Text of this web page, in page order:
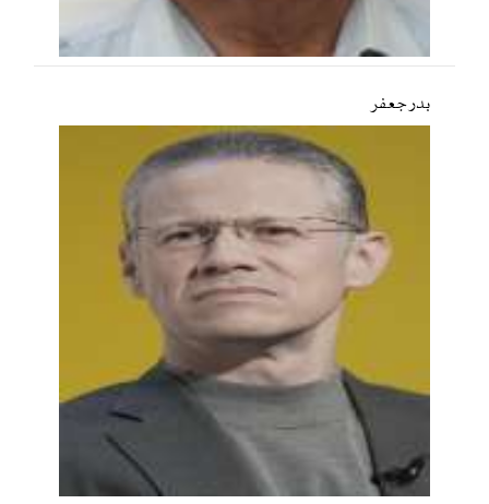
بدر جعفر